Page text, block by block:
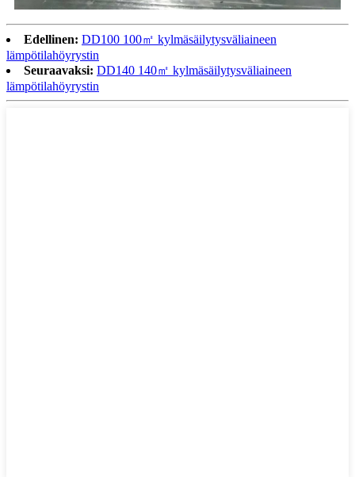
Edellinen: DD100 100㎡ kylmäsäilytysväliaineen
lämpötilahöyrystin
Seuraavaksi: DD140 140㎡ kylmäsäilytysväliaineen
lämpötilahöyrystin